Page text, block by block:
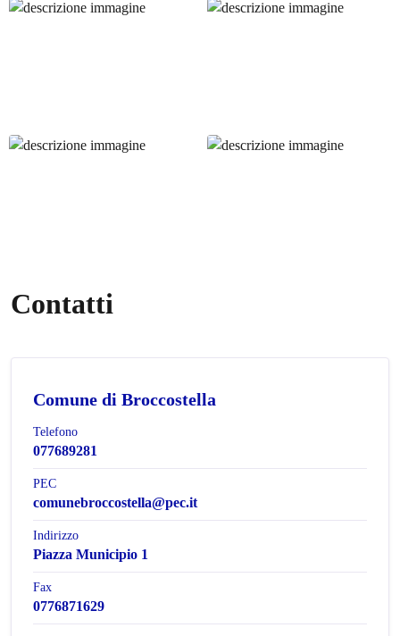
Contatti
Comune di Broccostella
Telefono
077689281
PEC
comunebroccostella@pec.it
Indirizzo
Piazza Municipio 1
Fax
0776871629